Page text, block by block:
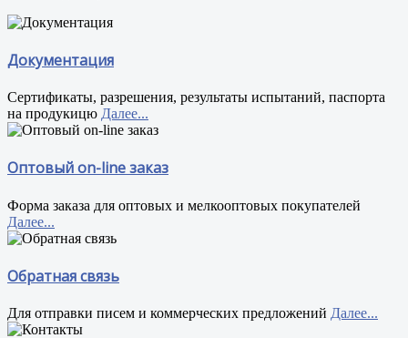
Документация
Сертификаты, разрешения, результаты испытаний, паспорта
на продукицю Далее...
Оптовый on-line заказ
Форма заказа для оптовых и мелкооптовых покупателей
Далее...
Обратная связь
Для отправки писем и коммерческих предложений Далее...